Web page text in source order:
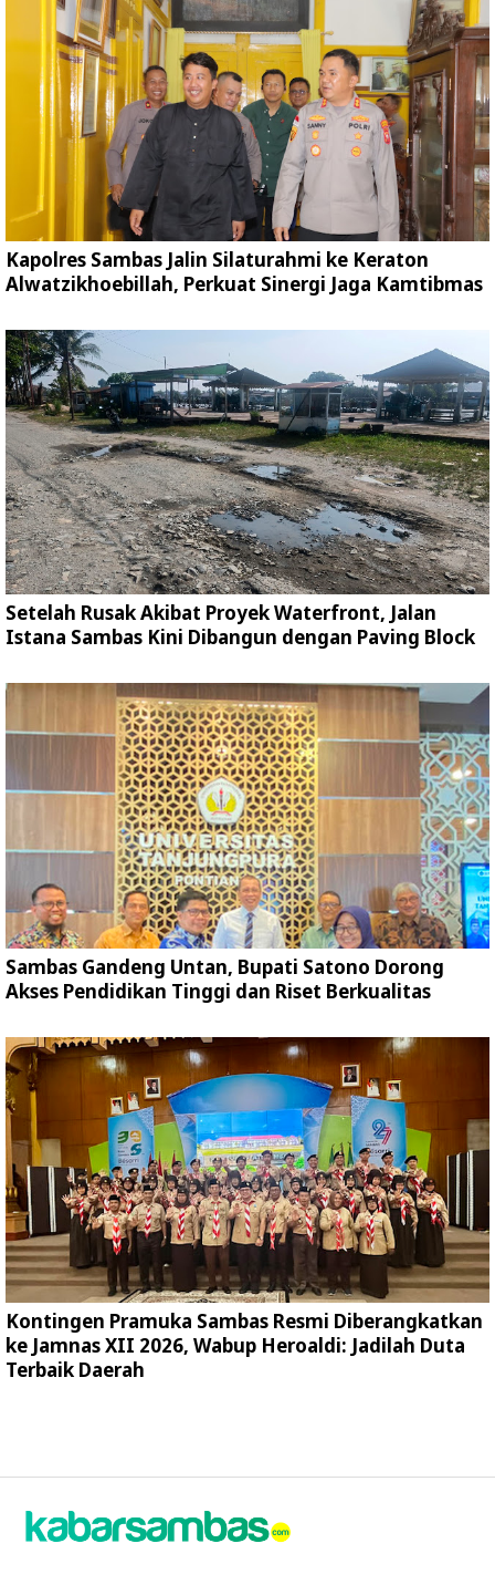
Kapolres Sambas Jalin Silaturahmi ke Keraton
Alwatzikhoebillah, Perkuat Sinergi Jaga Kamtibmas
Setelah Rusak Akibat Proyek Waterfront, Jalan
Istana Sambas Kini Dibangun dengan Paving Block
Sambas Gandeng Untan, Bupati Satono Dorong
Akses Pendidikan Tinggi dan Riset Berkualitas
Kontingen Pramuka Sambas Resmi Diberangkatkan
ke Jamnas XII 2026, Wabup Heroaldi: Jadilah Duta
Terbaik Daerah